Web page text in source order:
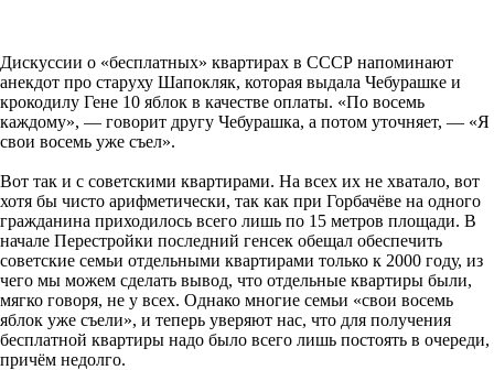
Дискуссии о «бесплатных» квартирах в СССР напоминают
анекдот про старуху Шапокляк, которая выдала Чебурашке и
крокодилу Гене 10 яблок в качестве оплаты. «По восемь
каждому», — говорит другу Чебурашка, а потом уточняет, — «Я
свои восемь уже съел».
Вот так и с советскими квартирами. На всех их не хватало, вот
хотя бы чисто арифметически, так как при Горбачёве на одного
гражданина приходилось всего лишь по 15 метров площади. В
начале Перестройки последний генсек обещал обеспечить
советские семьи отдельными квартирами только к 2000 году, из
чего мы можем сделать вывод, что отдельные квартиры были,
мягко говоря, не у всех. Однако многие семьи «свои восемь
яблок уже съели», и теперь уверяют нас, что для получения
бесплатной квартиры надо было всего лишь постоять в очереди,
причём недолго.